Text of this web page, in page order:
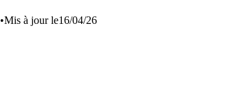
•Mis à jour le16/04/26